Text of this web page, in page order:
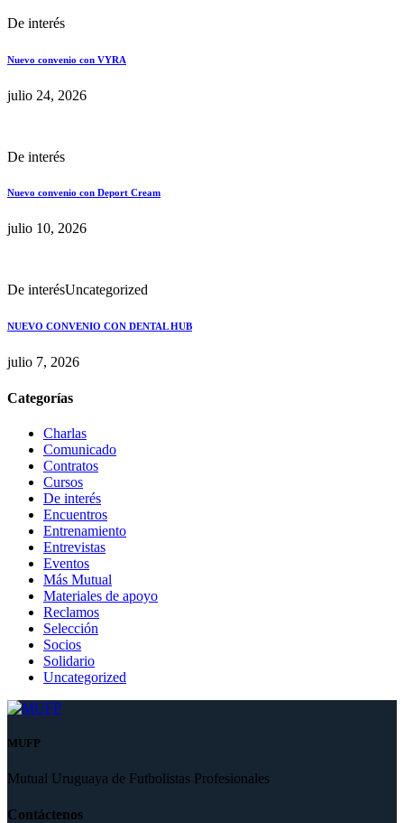
De interés
Nuevo convenio con VYRA
julio 24, 2026
De interés
Nuevo convenio con Deport Cream
julio 10, 2026
De interésUncategorized
NUEVO CONVENIO CON DENTAL HUB
julio 7, 2026
Categorías
Charlas
Comunicado
Contratos
Cursos
De interés
Encuentros
Entrenamiento
Entrevistas
Eventos
Más Mutual
Materiales de apoyo
Reclamos
Selección
Socios
Solidario
Uncategorized
MUFP
Mutual Uruguaya de Futbolistas Profesionales
Contáctenos